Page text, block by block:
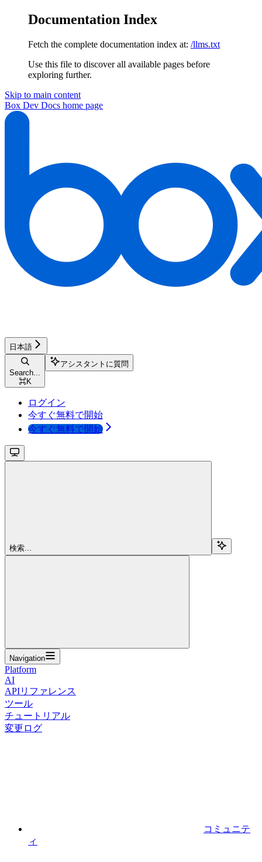
Documentation Index
Fetch the complete documentation index at: /llms.txt
Use this file to discover all available pages before
exploring further.
Skip to main content
Box Dev Docs home page
日本語
Search...
⌘K
アシスタントに質問
ログイン
今すぐ無料で開始
今すぐ無料で開始
検索...
Navigation
Platform
AI
APIリファレンス
ツール
チュートリアル
変更ログ
コミュニテ
ィ